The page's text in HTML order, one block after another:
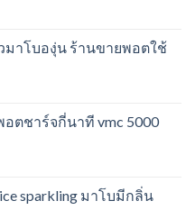
มาโบองุ่น ร้านขายพอตใช้
ตชาร์จกี่นาที vmc 5000
sparkling มาโบมีกลิ่น